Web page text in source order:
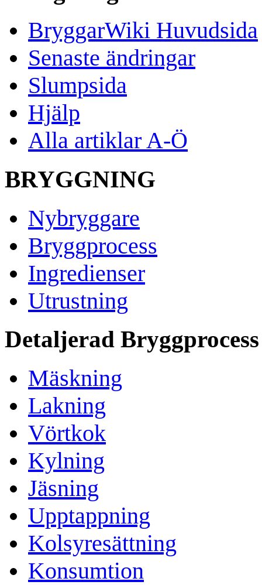
BryggarWiki Huvudsida
Senaste ändringar
Slumpsida
Hjälp
Alla artiklar A-Ö
BRYGGNING
Nybryggare
Bryggprocess
Ingredienser
Utrustning
Detaljerad Bryggprocess
Mäskning
Lakning
Vörtkok
Kylning
Jäsning
Upptappning
Kolsyresättning
Konsumtion